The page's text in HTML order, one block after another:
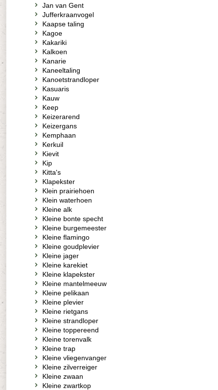
Jan van Gent
Jufferkraanvogel
Kaapse taling
Kagoe
Kakariki
Kalkoen
Kanarie
Kaneeltaling
Kanoetstrandloper
Kasuaris
Kauw
Keep
Keizerarend
Keizergans
Kemphaan
Kerkuil
Kievit
Kip
Kitta's
Klapekster
Klein prairiehoen
Klein waterhoen
Kleine alk
Kleine bonte specht
Kleine burgemeester
Kleine flamingo
Kleine goudplevier
Kleine jager
Kleine karekiet
Kleine klapekster
Kleine mantelmeeuw
Kleine pelikaan
Kleine plevier
Kleine rietgans
Kleine strandloper
Kleine toppereend
Kleine torenvalk
Kleine trap
Kleine vliegenvanger
Kleine zilverreiger
Kleine zwaan
Kleine zwartkop